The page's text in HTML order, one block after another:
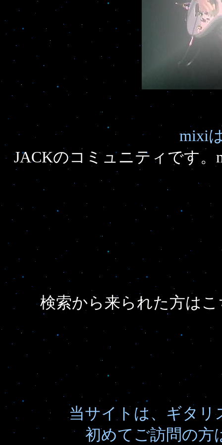
mixi
JACKのコミュニティです
検索から来られた方は
当サイトは、ギタリ
初めてご訪問の方